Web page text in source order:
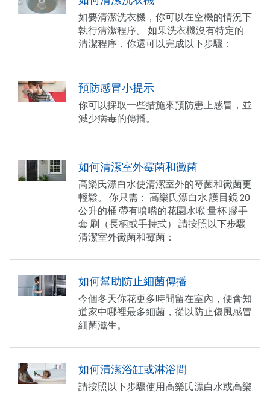
如要清潔洗衣機，你可以在空機的情況下
執行清潔程序。 如果洗衣機沒有特定的
清潔程序，你還可以完成以下步驟：
預防感冒小提示
你可以採取一些措施來預防患上感冒，並
減少病毒的傳播。
如何清潔室外霉菌和黴菌
高樂氏漂白水使清潔室外的霉菌和黴菌更
輕鬆。 你只需： 高樂氏漂白水 護目鏡 20
公升的桶 帶有噴嘴的花園水喉 量杯 膠手
套 刷（長柄或手持式） 請按照以下步驟
清潔室外黴菌和霉菌：
如何幫助防止細菌傳播
今個冬天你花更多時間留在室內，便會知
道家中哪裡最多細菌，從以防止傷風感冒
細菌滋生。
如何清潔浴缸或淋浴間
請按照以下步驟使用高樂氏漂白水或高樂